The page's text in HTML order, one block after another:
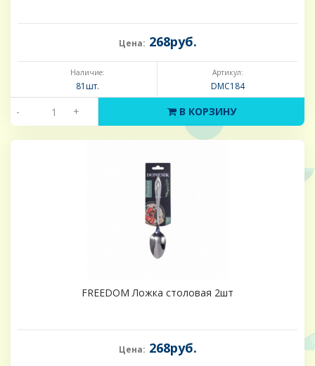
Цена: 268руб.
Наличие:
81шт.
Артикул:
DMC184
- + В КОРЗИНУ
FREEDOM Ложка столовая 2шт
Цена: 268руб.